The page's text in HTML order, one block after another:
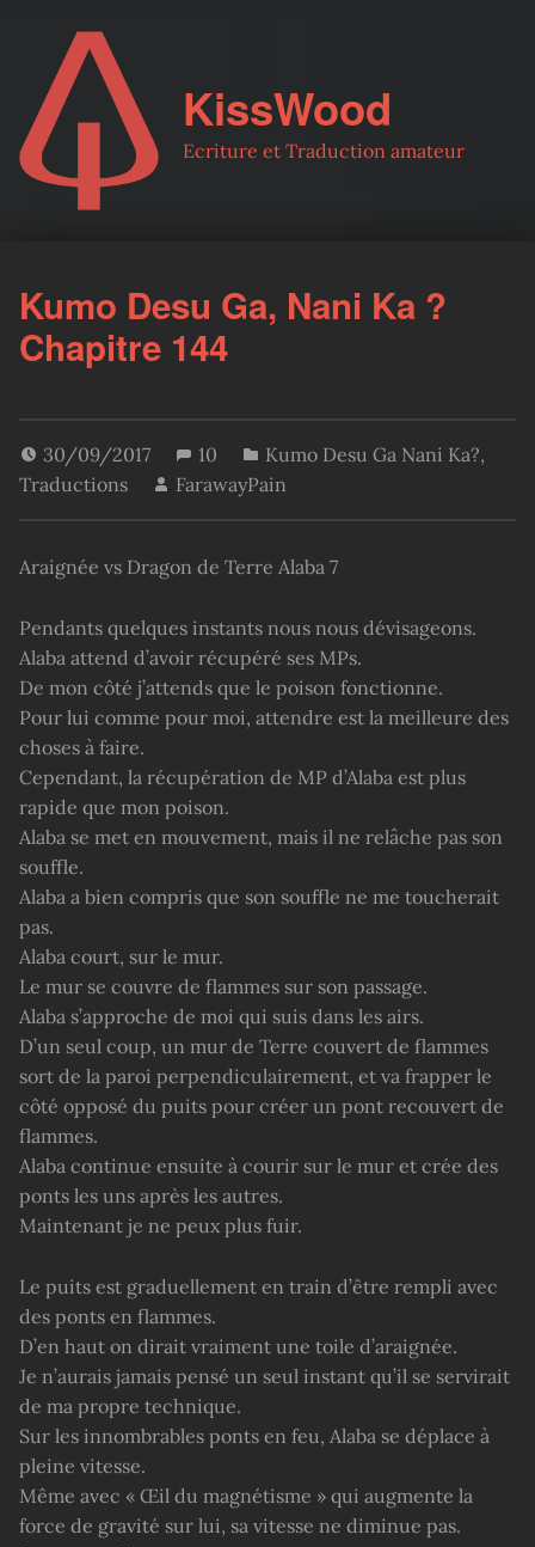
KissWood
Ecriture et Traduction amateur
Kumo Desu Ga, Nani Ka ?
Chapitre 144
30/09/2017 10 Kumo Desu Ga Nani Ka?,
Traductions
FarawayPain
Araignée vs Dragon de Terre Alaba 7
Pendants quelques instants nous nous dévisageons.
Alaba attend d’avoir récupéré ses MPs.
De mon côté j’attends que le poison fonctionne.
Pour lui comme pour moi, attendre est la meilleure des
choses à faire.
Cependant, la récupération de MP d’Alaba est plus
rapide que mon poison.
Alaba se met en mouvement, mais il ne relâche pas son
souffle.
Alaba a bien compris que son souffle ne me toucherait
pas.
Alaba court, sur le mur.
Le mur se couvre de flammes sur son passage.
Alaba s’approche de moi qui suis dans les airs.
D’un seul coup, un mur de Terre couvert de flammes
sort de la paroi perpendiculairement, et va frapper le
côté opposé du puits pour créer un pont recouvert de
flammes.
Alaba continue ensuite à courir sur le mur et crée des
ponts les uns après les autres.
Maintenant je ne peux plus fuir.
Le puits est graduellement en train d’être rempli avec
des ponts en flammes.
D’en haut on dirait vraiment une toile d’araignée.
Je n’aurais jamais pensé un seul instant qu’il se servirait
de ma propre technique.
Sur les innombrables ponts en feu, Alaba se déplace à
pleine vitesse.
Même avec « Œil du magnétisme » qui augmente la
force de gravité sur lui, sa vitesse ne diminue pas.